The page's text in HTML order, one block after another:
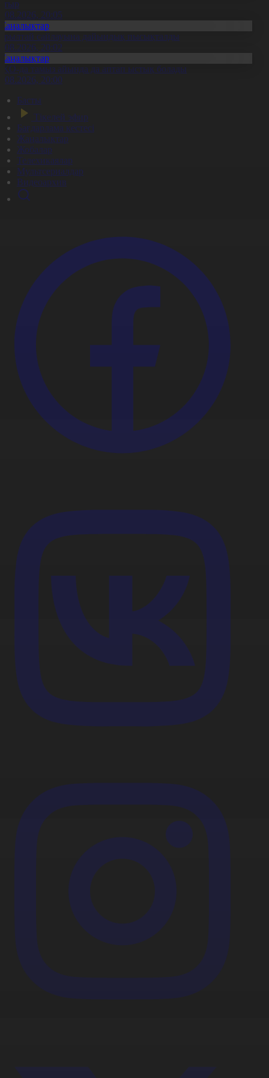
20:05
сайлауына дайындық пысықталды
20:02
да тамыз айында да аптап ыстық болады
20:00
Басты
Тікелей эфир
Бағдарлама кестесі
Жаңалықтар
Жобалар
Телехикаялар
Мультсериалдар
Видеоархив